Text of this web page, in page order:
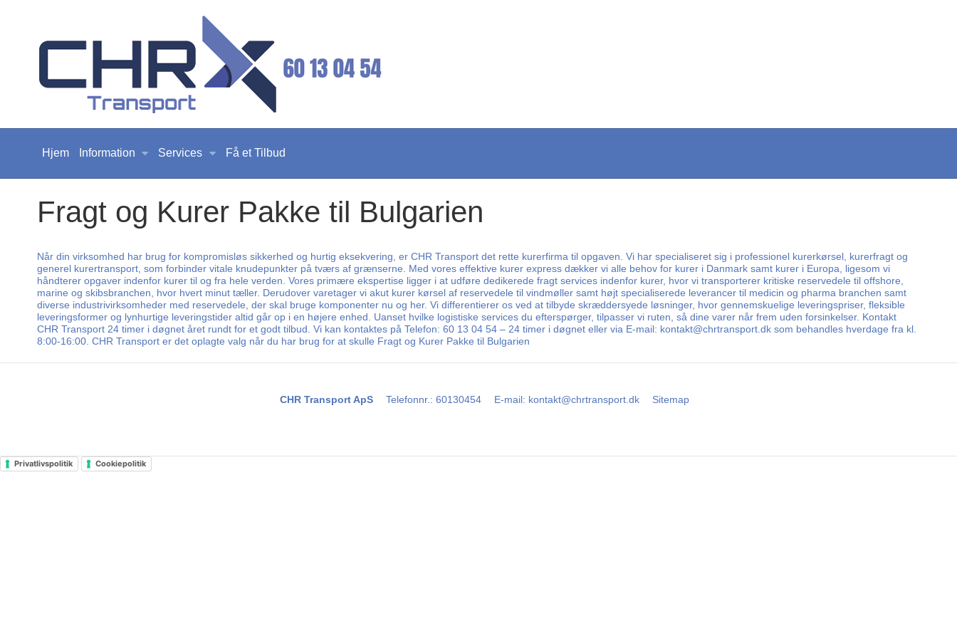
Hjem Information Services Få et Tilbud
Fragt og Kurer Pakke til Bulgarien
Når din virksomhed har brug for kompromisløs sikkerhed og hurtig eksekvering, er CHR Transport det rette kurerfirma til opgaven. Vi har specialiseret sig i professionel kurerkørsel, kurerfragt og
generel kurertransport, som forbinder vitale knudepunkter på tværs af grænserne. Med vores effektive kurer express dækker vi alle behov for kurer i Danmark samt kurer i Europa, ligesom vi
håndterer opgaver indenfor kurer til og fra hele verden. Vores primære ekspertise ligger i at udføre dedikerede fragt services indenfor kurer, hvor vi transporterer kritiske reservedele til offshore,
marine og skibsbranchen, hvor hvert minut tæller. Derudover varetager vi akut kurer kørsel af reservedele til vindmøller samt højt specialiserede leverancer til medicin og pharma branchen samt
diverse industrivirksomheder med reservedele, der skal bruge komponenter nu og her. Vi differentierer os ved at tilbyde skræddersyede løsninger, hvor gennemskuelige leveringspriser, fleksible
leveringsformer og lynhurtige leveringstider altid går op i en højere enhed. Uanset hvilke logistiske services du efterspørger, tilpasser vi ruten, så dine varer når frem uden forsinkelser. Kontakt
CHR Transport 24 timer i døgnet året rundt for et godt tilbud. Vi kan kontaktes på Telefon: 60 13 04 54 – 24 timer i døgnet eller via E-mail: kontakt@chrtransport.dk som behandles hverdage fra kl.
8:00-16:00. CHR Transport er det oplagte valg når du har brug for at skulle Fragt og Kurer Pakke til Bulgarien
CHR Transport ApS Telefonnr. : 60130454 E-mail: kontakt@chrtransport.dk Sitemap
Privatlivspolitik Cookiepolitik